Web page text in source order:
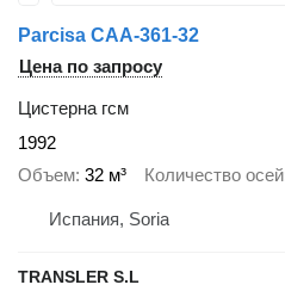
Parcisa CAA-361-32
Цена по запросу
Цистерна гсм
1992
Объем 32 м³ Количество осей
Испания, Soria
TRANSLER S.L